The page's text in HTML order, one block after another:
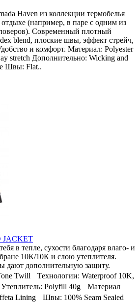
Haven из коллекции термобелья
(например, в паре с одним из
Современный плотный
blend, плоские швы, эффект стрейч,
и комфорт. Материал: Polyester
stretch Дополнительно: Wicking and
Швы: Flat..
JACKET
в тепле, сухости благодаря влаго- и
10К/10К и слою утеплителя.
дают дополнительную защиту.
Twill Технологии: Waterproof 10K,
Polyfill 40g Материал
Lining Швы: 100% Seam Sealed